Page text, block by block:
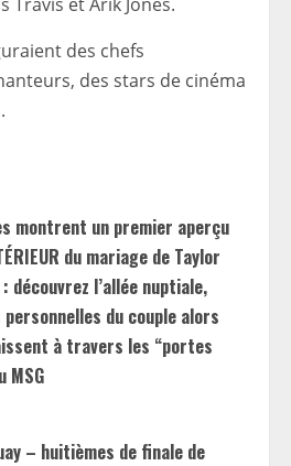
des chefs
des stars de cinéma
montrent un premier aperçu
du mariage de Taylor
découvrez l’allée nuptiale,
du couple alors
à travers les “portes
MSG
– huitièmes de finale de